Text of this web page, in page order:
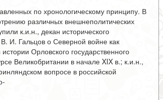
по хронологическому принципу. В
различных внешнеполитических
к.и.н., декан исторического
И. Гальцов о Северной войне как
Орловского государственного
Великобритании в начале XIX в.; к.и.н.,
вопросе в российской